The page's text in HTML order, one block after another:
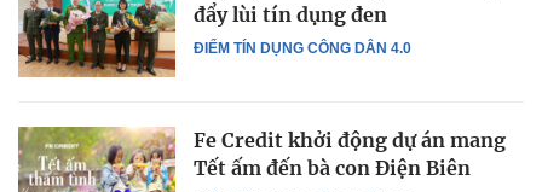
ĐIỂM TÍN DỤNG CÔNG DÂN 4.0
đẩy lùi tín dụng đen
Fe Credit khởi động dự án mang
Tết ấm đến bà con Điện Biên